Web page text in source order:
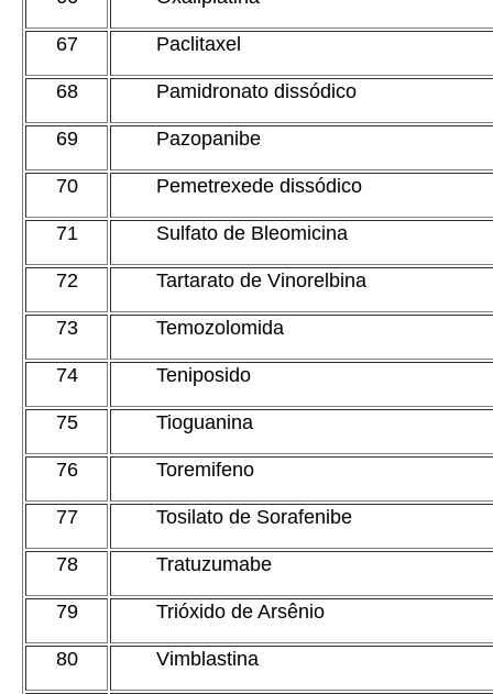
67 Paclitaxel
68 Pamidronato dissódico
69 Pazopanibe
70 Pemetrexede dissódico
71 Sulfato de Bleomicina
72 Tartarato de Vinorelbina
73 Temozolomida
74 Teniposido
75 Tioguanina
76 Toremifeno
77 Tosilato de Sorafenibe
78 Tratuzumabe
79 Trióxido de Arsênio
80 Vimblastina